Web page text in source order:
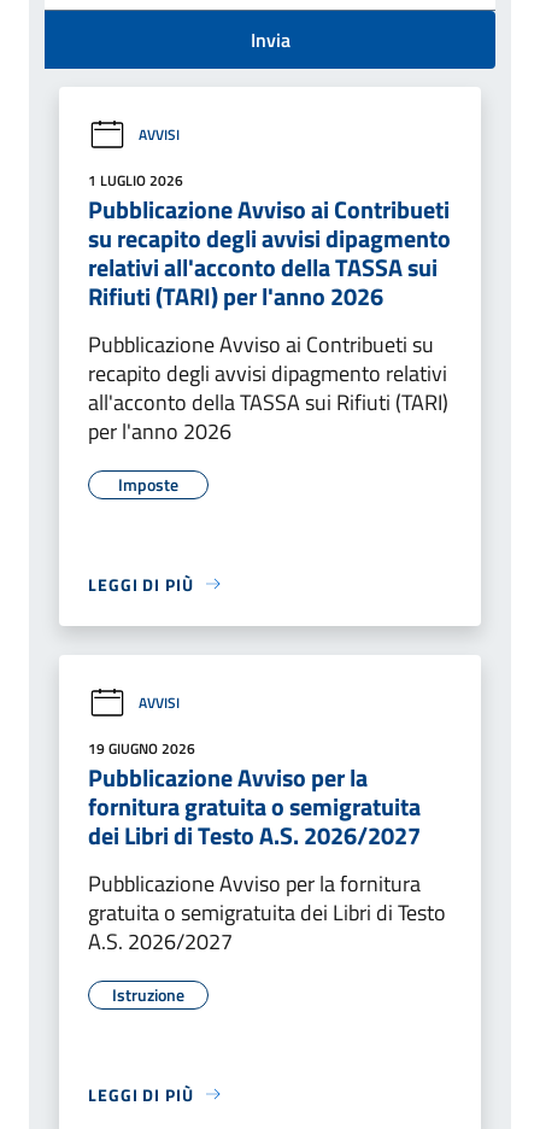
Invia
AVVISI
1 LUGLIO 2026
Pubblicazione Avviso ai Contribueti
su recapito degli avvisi dipagmento
relativi all'acconto della TASSA sui
Rifiuti (TARI) per l'anno 2026
Pubblicazione Avviso ai Contribueti su
recapito degli avvisi dipagmento relativi
all'acconto della TASSA sui Rifiuti (TARI)
per l'anno 2026
Imposte
LEGGI DI PIÙ
AVVISI
19 GIUGNO 2026
Pubblicazione Avviso per la
fornitura gratuita o semigratuita
dei Libri di Testo A.S. 2026/2027
Pubblicazione Avviso per la fornitura
gratuita o semigratuita dei Libri di Testo
A.S. 2026/2027
Istruzione
LEGGI DI PIÙ